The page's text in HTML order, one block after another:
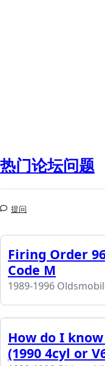
热门论坛问题
提问
Firing Order
Code M
1989-1996
How do I
(1990 4cyl or